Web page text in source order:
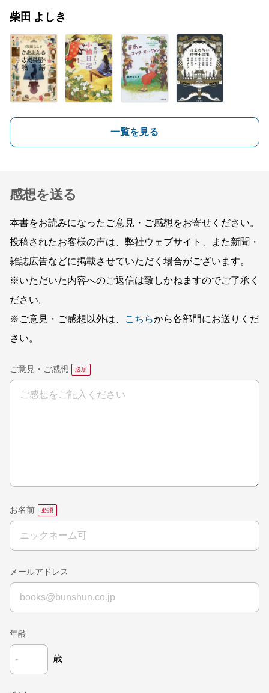
柴田 よしき
一覧を見る
感想を送る
本書をお読みになったご意見・ご感想をお寄せください。
投稿されたお客様の声は、弊社ウェブサイト、また新聞・
雑誌広告などに掲載させていただく場合がございます。
※いただいた内容へのご返信は致しかねますのでご了承く
ださい。
※ご意見・ご感想以外は、
こちらから各部門にお送りくだ
さい。
ご意見・ご感想
お名前
メールアドレス
年齢
歳